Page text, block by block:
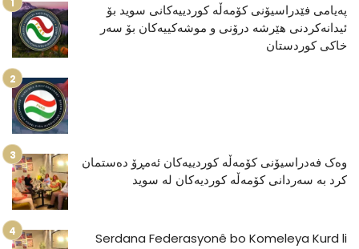
پەیامی فێدراسیۆنی کۆمەڵە کوردییەکانی سوید بۆ
ئیدانەکردنی هێرشە درۆنی و موشەكییەكان بۆ سەر
خاکی کوردستان
وەک فەدراسیۆنی کۆمەڵە کوردییەکان ئەمڕۆ دەستمان
کرد بە سەردانی کۆمەڵە کوردیەکان لە سوید
Serdana Federasyonê bo Komeleya Kurd li